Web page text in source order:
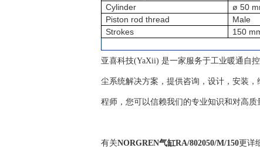
Cylinder
ø 50
Piston rod thread
Male
Strokes
150
亚喜科技(YaXii) 是一家服务于工业暖通自
尘系统解决方案，提供咨询，设计，安装
程师，您可以信赖我们的专业知识和对高质
有关NORGREN气缸RA/802050/M/150更详